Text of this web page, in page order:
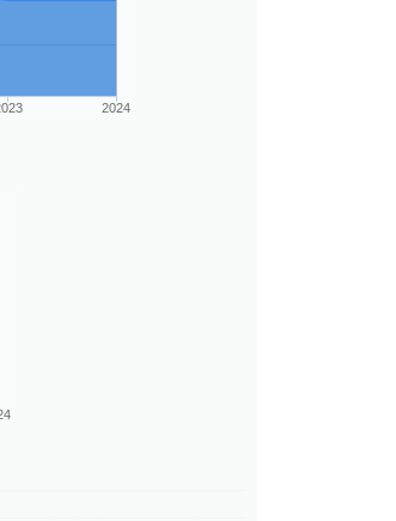
2024